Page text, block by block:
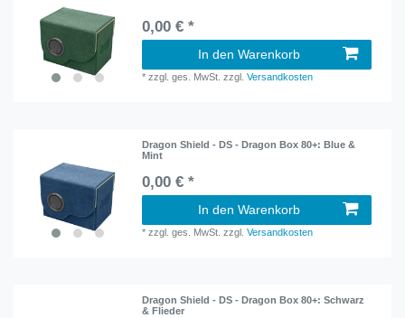
0,00 € *
In den Warenkorb
*zzgl. ges. MwSt. zzgl.Versandkosten
Dragon Shield - DS - Dragon Box 80+: Blue &
Mint
0,00 € *
In den Warenkorb
*zzgl. ges. MwSt. zzgl.Versandkosten
Dragon Shield - DS - Dragon Box 80+: Schwarz
& Flieder